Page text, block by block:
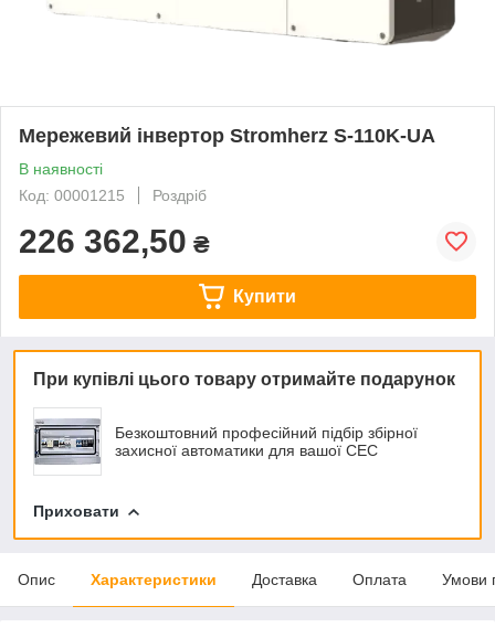
Мережевий інвертор Stromherz S-110K-UA
В наявності
Код: 00001215
Роздріб
226 362,50 ₴
Купити
При купівлі цього товару отримайте подарунок
Безкоштовний професійний підбір збірної
захисної автоматики для вашої СЕС
Приховати
Опис Характеристики Доставка Оплата Умови